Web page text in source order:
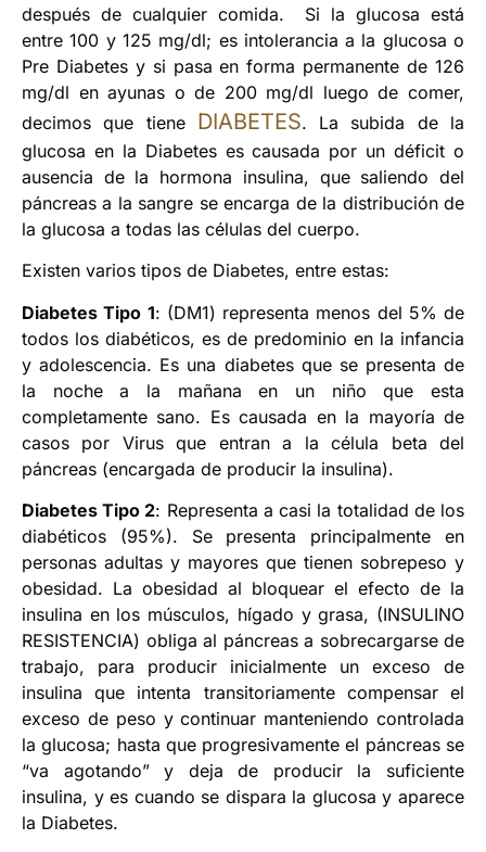
después de cualquier comida. Si la glucosa está
entre 100 y 125 mg/dl; es intolerancia a la glucosa o
Pre Diabetes y si pasa en forma permanente de 126
mg/dl en ayunas o de 200 mg/dl luego de comer,
decimos que tiene DIABETES. La subida de la
glucosa en la Diabetes es causada por un déficit o
ausencia de la hormona insulina, que saliendo del
páncreas a la sangre se encarga de la distribución de
la glucosa a todas las células del cuerpo.
Existen varios tipos de Diabetes, entre estas:
Diabetes Tipo 1: (DM1) representa menos del 5% de
todos los diabéticos, es de predominio en la infancia
y adolescencia. Es una diabetes que se presenta de
la noche a la mañana en un niño que esta
completamente sano. Es causada en la mayoría de
casos por Virus que entran a la célula beta del
páncreas (encargada de producir la insulina).
Diabetes Tipo 2: Representa a casi la totalidad de los
diabéticos (95%). Se presenta principalmente en
personas adultas y mayores que tienen sobrepeso y
obesidad. La obesidad al bloquear el efecto de la
insulina en los músculos, hígado y grasa, (INSULINO
RESISTENCIA) obliga al páncreas a sobrecargarse de
trabajo, para producir inicialmente un exceso de
insulina que intenta transitoriamente compensar el
exceso de peso y continuar manteniendo controlada
la glucosa; hasta que progresivamente el páncreas se
“va agotando” y deja de producir la suficiente
insulina, y es cuando se dispara la glucosa y aparece
la Diabetes.